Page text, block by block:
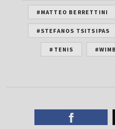
#MATTEO BERRETTINI
#STEFANOS TSITSIPAS
#TENIS